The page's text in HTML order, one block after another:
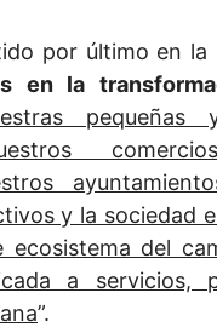
por último en la
en la
pequeñas
y la sociedad
ecosistema del
a servicios,
”.